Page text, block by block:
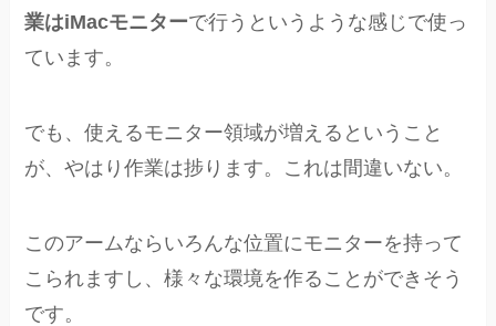
業はiMacモニターで行うというような感じで使っ
ています。
でも、使えるモニター領域が増えるということ
が、やはり作業は捗ります。これは間違いない。
このアームならいろんな位置にモニターを持って
こられますし、様々な環境を作ることができそう
です。